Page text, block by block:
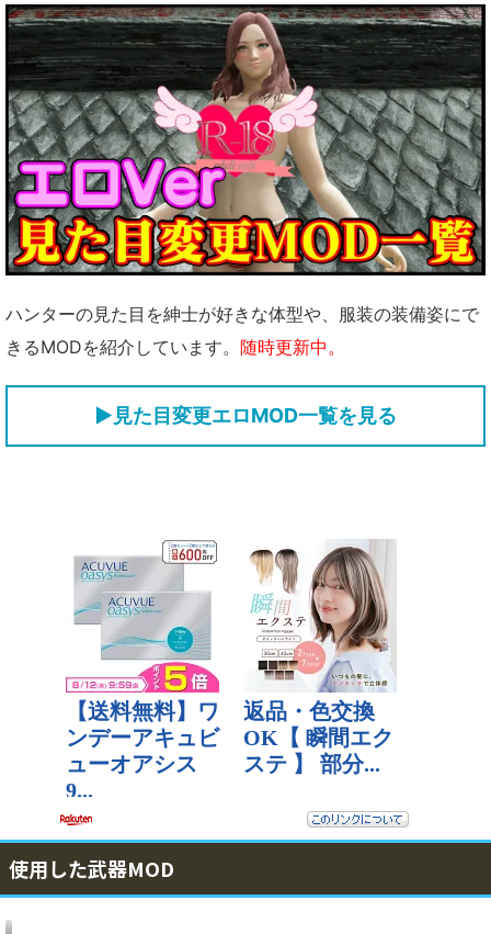
ハンターの見た目を紳士が好きな体型や、服装の装備姿にで
きるMODを紹介しています。 随時更新中。
▶見た目変更エロMOD一覧を見る
使用した武器MOD